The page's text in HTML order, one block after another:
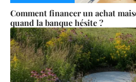
Comment financer un achat
quand la banque hésite ?